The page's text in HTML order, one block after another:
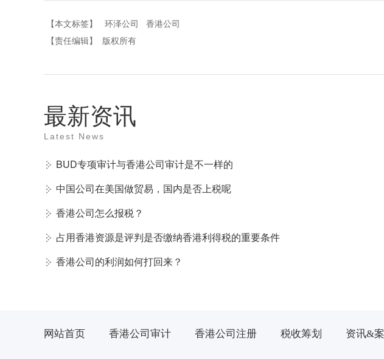
【本文标签】 环泽公司
香港公司
【责任编辑】
版权所有
最新资讯
Latest News
BUD专项审计与香港公司审计是不一样的
中国公司在美国做贸易，国内是否上税呢
香港公司怎么报税？
占用香港资源是评判是否缴纳香港利得税的重要条件
香港公司的利润如何打回来？
网站首页 香港公司审计 香港公司注册 税收筹划 资讯&